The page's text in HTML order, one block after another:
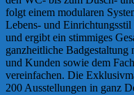
folgt einem modularen
Lebens- und
und ergibt ein stimmiges
ganzheitliche
und Kunden sowie dem
vereinfachen. Die
200 Ausstellungen in ganz